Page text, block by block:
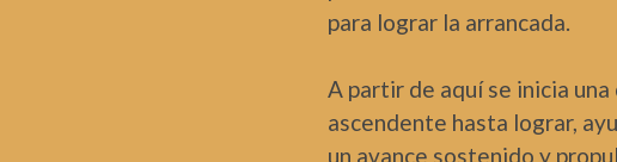
para lograr la arrancada.
A partir de aquí se inicia
ascendente hasta lograr,
un avance sostenido y